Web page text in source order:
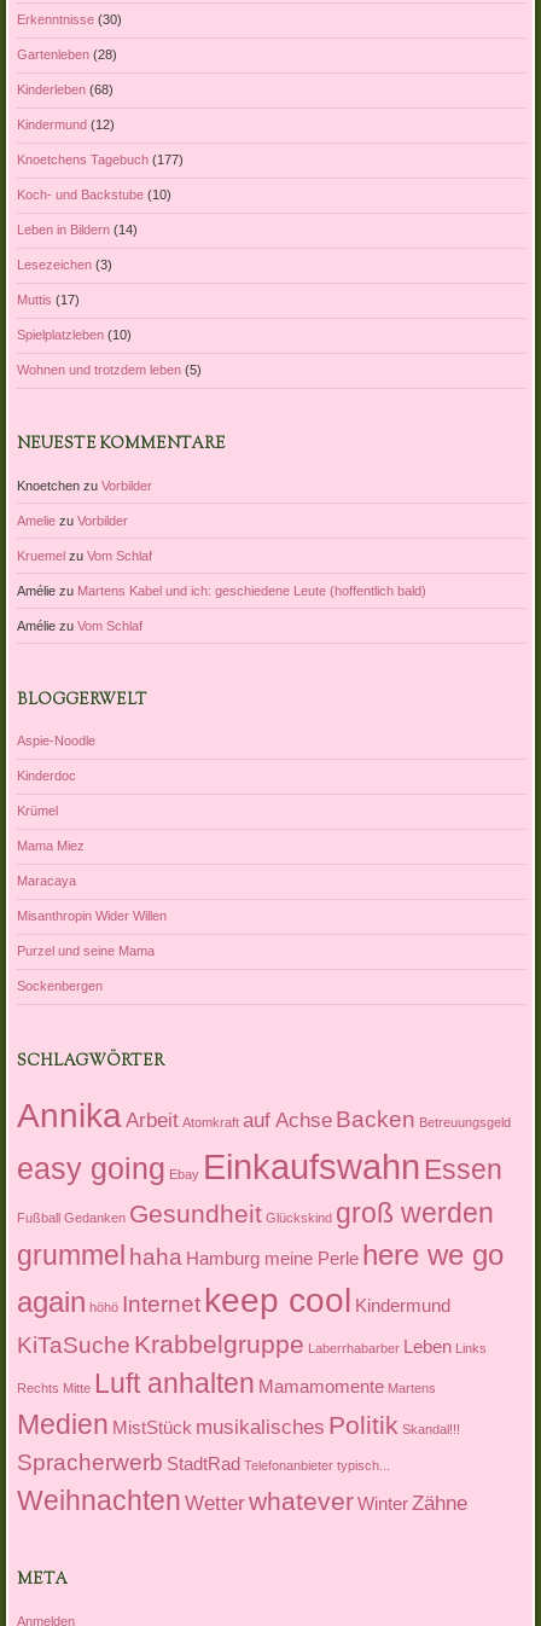
Erkenntnisse(30)
Gartenleben(28)
Kinderleben(68)
Kindermund(12)
Knoetchens Tagebuch(177)
Koch- und Backstube(10)
Leben in Bildern(14)
Lesezeichen(3)
Muttis (17)
Spielplatzleben(10)
Wohnen und trotzdem leben(5)
NEUESTE KOMMENTARE
Knoetchenzu Vorbilder
Ameliezu Vorbilder
Kruemelzu Vom Schlaf
Améliezu Martens Kabel und ich: geschiedene Leute (hoffentlich bald)
Améliezu Vom Schlaf
BLOGGERWELT
Aspie-Noodle
Kinderdoc
Krümel
Mama Miez
Maracaya
Misanthropin Wider Willen
Purzel und seine Mama
Sockenbergen
SCHLAGWÖRTER
AnnikaArbeit Atomkraft auf Achse Backen Betreuungsgeld
easy going Ebay Einkaufswahn Essen
Fußball Gedanken Gesundheit Glückskind groß werden
grummel haha Hamburg meine Perle here we go
again höhö Internet keep cool Kindermund
KiTaSuche Krabbelgruppe Laberrhabarber Leben Links
Rechts Mitte Luft anhalten Mamamomente Martens
Medien MistStück musikalisches Politik Skandal!!!
Spracherwerb StadtRad Telefonanbieter typisch...
Weihnachten Wetterwhatever Winter Zähne
META
Anmelden